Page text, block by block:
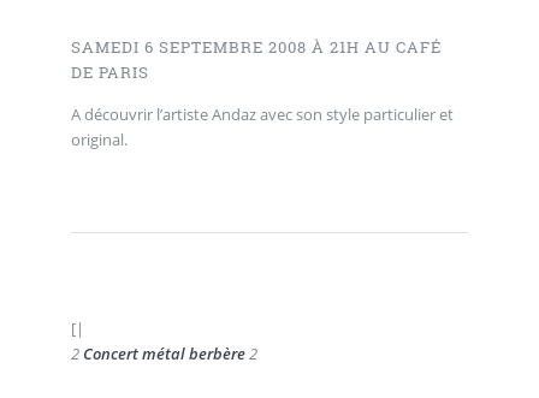
SAMEDI 6 SEPTEMBRE 2008 À 21H AU CAFÉ
DE PARIS
A découvrir l’artiste Andaz avec son style particulier et
original.
[|
2 Concert métal berbère2